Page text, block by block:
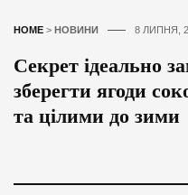
HOME > НОВИНИ 8 ЛИПНЯ,
Секрет ідеально
зберегти ягоди
та цілими до зими